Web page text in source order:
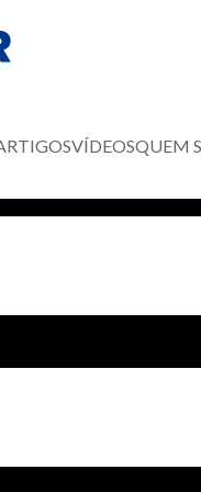
VÍDEOSQUEM